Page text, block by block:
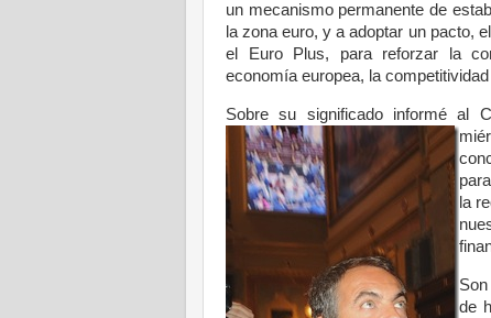
un mecanismo permanente de
la zona euro, y a adoptar un pacto,
el Euro Plus, para reforzar la
economía europea, la
Sobre su significado informé al
la
de